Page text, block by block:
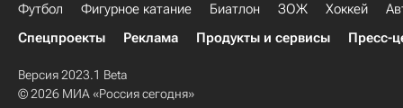
Футбол Фигурное катание Биатлон ЗОЖ Хоккей
Спецпроекты
Реклама Продукты и сервисы Пресс-
Версия 2023.1 Beta
© 2026 МИА «Россия сегодня»